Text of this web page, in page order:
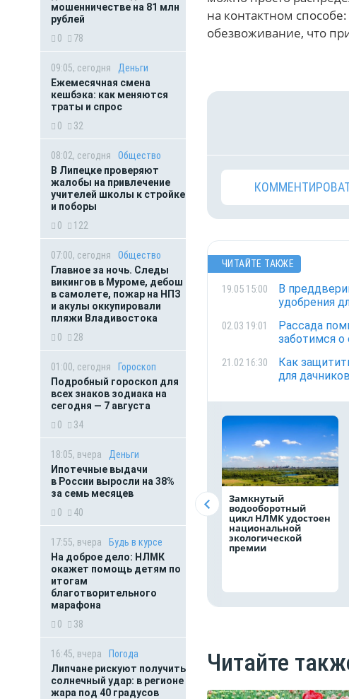
мошенничестве на 81 млн
рублей
0
78
09:05, сегодня
Деньги
Ежемесячная смена
кешбэка: как меняются
траты и спрос
0
32
08:02, сегодня
Общество
В Липецке проверяют
жалобы на привлечение
учителей школы к стройке
и поборы
0
122
07:00, сегодня
Общество
Главное за ночь. Следы
викингов в Муроме, дебош
в самолете, пожар на НПЗ
и акулы оккупировали
пляжи Владивостока
0
28
01:00, сегодня
Гороскоп
Подробный гороскоп для
всех знаков зодиака на
сегодня — 7 августа
0
34
18:05, вчера
Деньги
Ипотечные выдачи
в России выросли на 38%
за семь месяцев
0
40
17:55, вчера
Будь в курсе
На доброе дело: НЛМК
окажет помощь детям по
итогам
благотворительного
марафона
0
38
16:45, вчера
Погода
Липчане рискуют получить
солнечный удар: в регионе
жара под 40 градусов
на контактном
обезвоживание, что
ЧИТАЙТЕ ТАКЖЕ
19.05 15:00
В
удобрения
02.03 19:01
Рассада
заботимся о
21.02 16:30
Как
для
Замкнутый
водооборотный
цикл НЛМК удостоен
национальной
экологической
премии
Читайте